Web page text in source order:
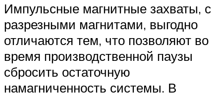
Импульсные магнитные захваты, с
разрезными магнитами, выгодно
отличаются тем, что позволяют во
время производственной паузы
сбросить остаточную
намагниченность системы. В